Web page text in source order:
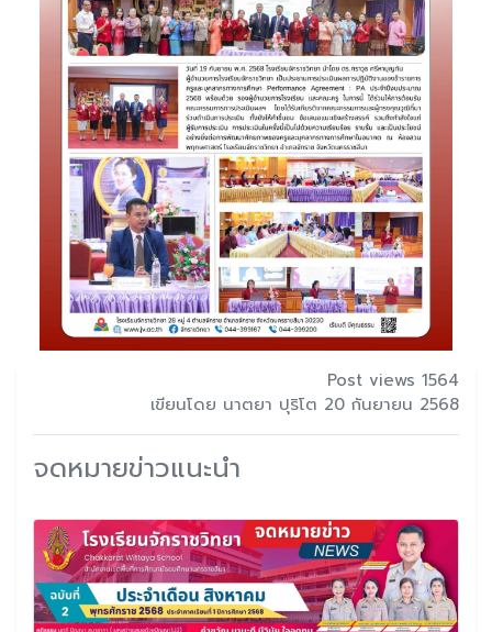
Post views 1564
เขียนโดย นาตยา ปุริโต 20 กันยายน 2568
จดหมายข่าวแนะนำ